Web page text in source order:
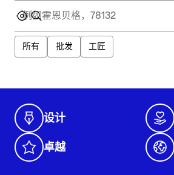
所有 批发 工匠
设计
卓越